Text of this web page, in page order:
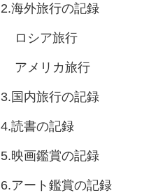
2.海外旅行の記録
ロシア旅行
アメリカ旅行
3.国内旅行の記録
4.読書の記録
5.映画鑑賞の記録
6.アート鑑賞の記録